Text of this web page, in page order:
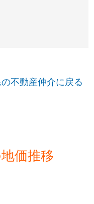
不動産仲介に戻る
価推移